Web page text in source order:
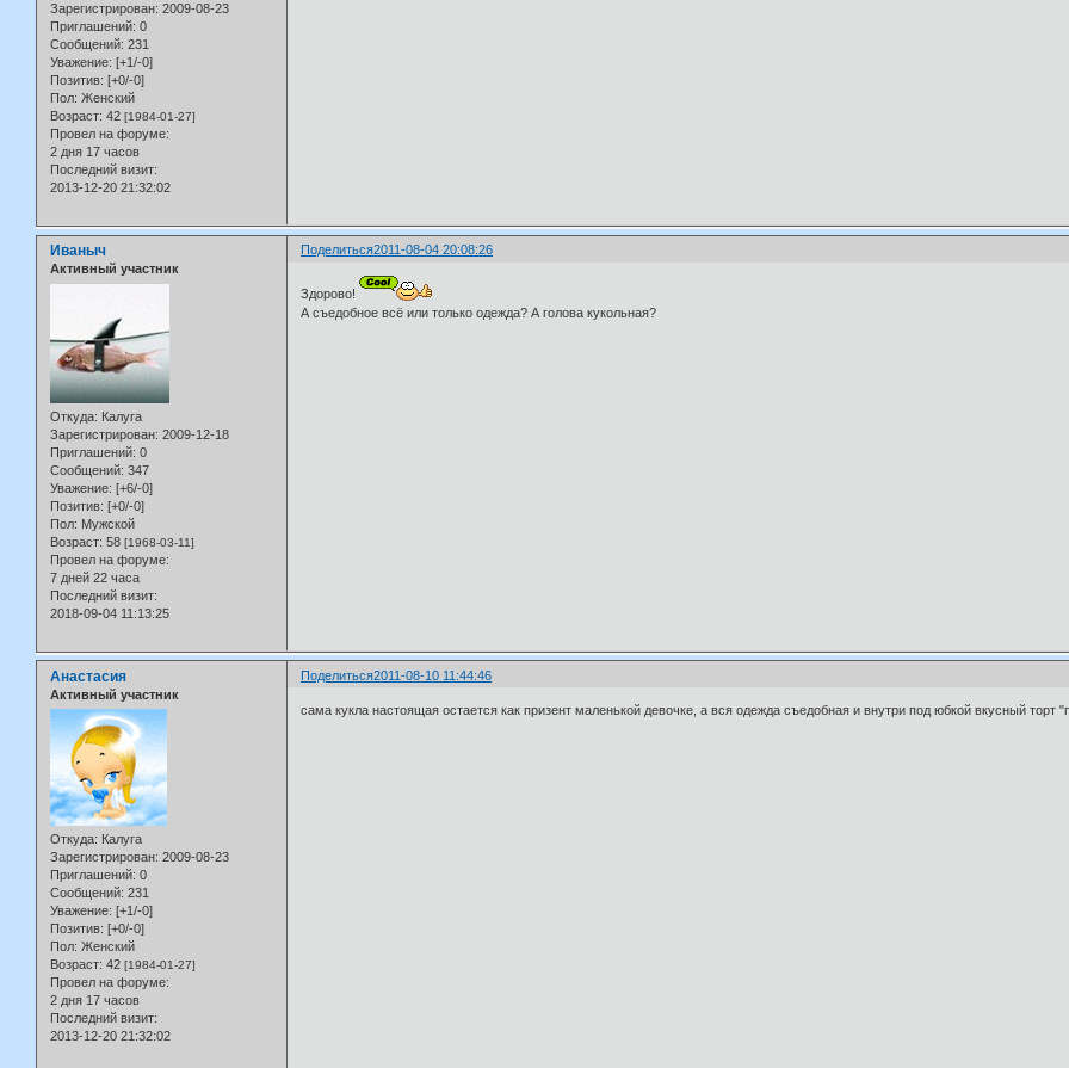
Зарегистрирован: 2009-08-23
Приглашений: 0
Сообщений: 231
Уважение: [+1/-0]
Позитив: [+0/-0]
Пол: Женский
Возраст: 42 [1984-01-27]
Провел на форуме:
2 дня 17 часов
Последний визит:
2013-12-20 21:32:02
Поделиться2011-08-04 20:08:26
Иваныч
Активный участник
Откуда: Калуга
Зарегистрирован: 2009-12-18
Приглашений: 0
Сообщений: 347
Уважение: [+6/-0]
Позитив: [+0/-0]
Пол: Мужской
Возраст: 58 [1968-03-11]
Провел на форуме:
7 дней 22 часа
Последний визит:
2018-09-04 11:13:25
Здорово!
А съедобное всё или только одежда? А голова кукольная?
Поделиться2011-08-10 11:44:46
Анастасия
Активный участник
Откуда: Калуга
Зарегистрирован: 2009-08-23
Приглашений: 0
Сообщений: 231
Уважение: [+1/-0]
Позитив: [+0/-0]
Пол: Женский
Возраст: 42 [1984-01-27]
Провел на форуме:
2 дня 17 часов
Последний визит:
2013-12-20 21:32:02
сама кукла настоящая остается как призент маленькой девочке, а вся одежда съедобная и внутри под юбкой вкусный торт